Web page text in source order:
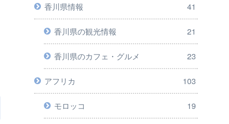
香川県情報 41
香川県の観光情報 21
香川県のカフェ・グルメ 23
アフリカ 103
モロッコ 19